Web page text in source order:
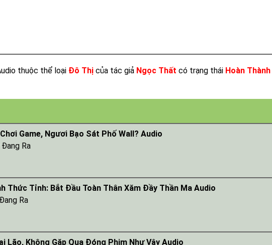
thuộc thể loại Đô Thị của tác giả Ngọc Thất có trạng thái Hoàn Thành
Game, Ngươi Bạo Sát Phố Wall? Audio
Đang Ra
Thức Tỉnh: Bắt Đầu Toàn Thân Xăm Đầy Thần Ma Audio
Đang Ra
Lão, Không Gặp Qua Đóng Phim Như Vậy Audio